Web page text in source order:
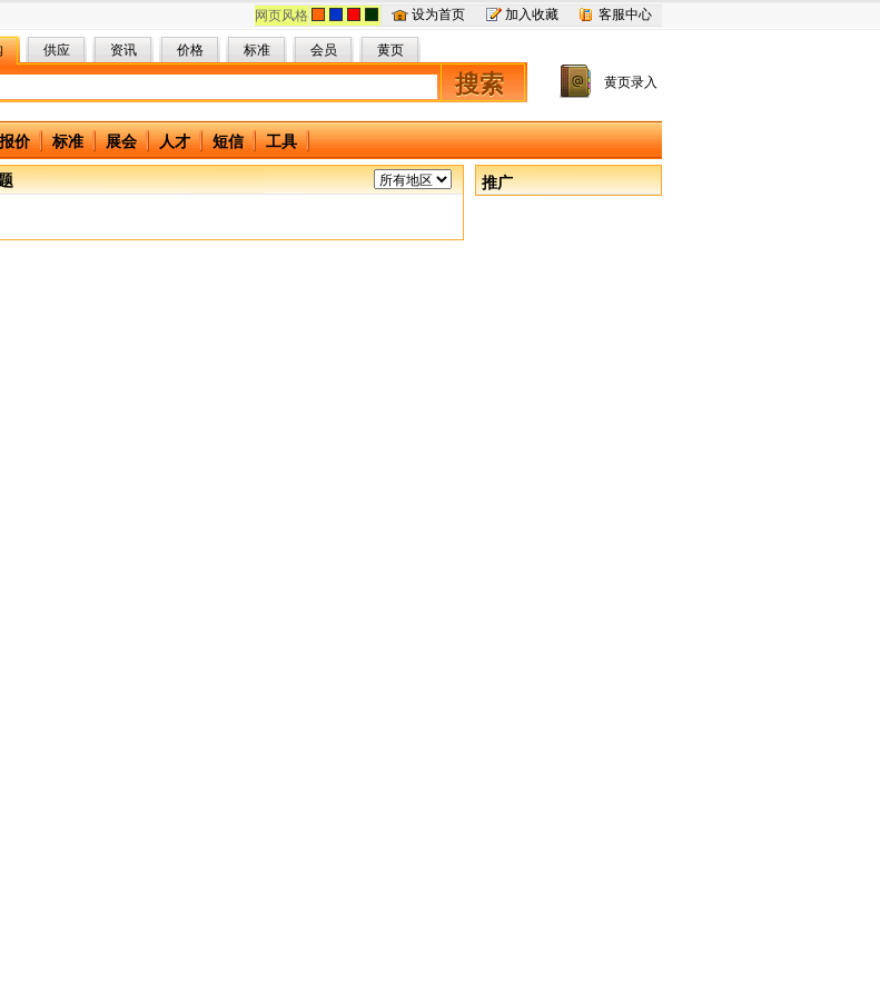
设为首页 加入收藏 客服中心
网页风格
供应 资讯 价格 标准 会员 黄页
搜索 黄页录入
报价 标准 展会 人才 短信 工具
推广